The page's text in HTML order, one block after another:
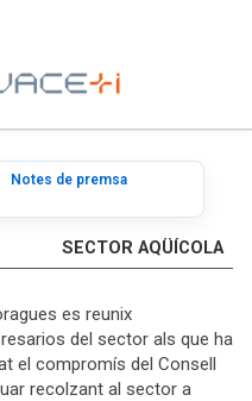
Notes de premsa
SECTOR AQÜÍCOLA
es reunix
del sector als que ha
el compromís del Consell
recolzant al sector a